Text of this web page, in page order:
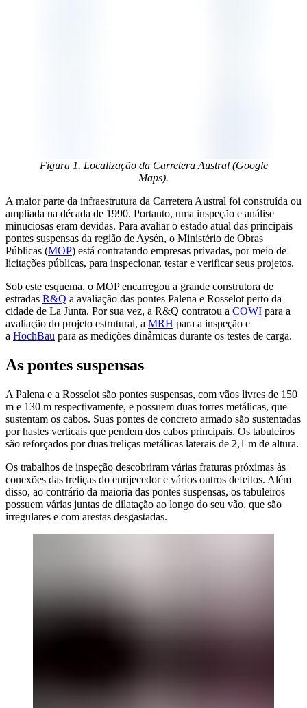
Figura 1. Localização da Carretera Austral (Google
Maps).
A maior parte da infraestrutura da Carretera Austral foi construída ou
ampliada na década de 1990. Portanto, uma inspeção e análise
minuciosas eram devidas. Para avaliar o estado atual das principais
pontes suspensas da região de Aysén, o Ministério de Obras
Públicas (MOP) está contratando empresas privadas, por meio de
licitações públicas, para inspecionar, testar e verificar seus projetos.
Sob este esquema, o MOP encarregou a grande construtora de
estradas R&Q a avaliação das pontes Palena e Rosselot perto da
cidade de La Junta. Por sua vez, a R&Q contratou a COWI para a
avaliação do projeto estrutural, a MRH para a inspeção e
a HochBau para as medições dinâmicas durante os testes de carga.
As pontes suspensas
A Palena e a Rosselot são pontes suspensas, com vãos livres de 150
m e 130 m respectivamente, e possuem duas torres metálicas, que
sustentam os cabos. Suas pontes de concreto armado são sustentadas
por hastes verticais que pendem dos cabos principais. Os tabuleiros
são reforçados por duas treliças metálicas laterais de 2,1 m de altura.
Os trabalhos de inspeção descobriram várias fraturas próximas às
conexões das treliças do enrijecedor e vários outros defeitos. Além
disso, ao contrário da maioria das pontes suspensas, os tabuleiros
possuem várias juntas de dilatação ao longo do seu vão, que são
irregulares e com arestas desgastadas.